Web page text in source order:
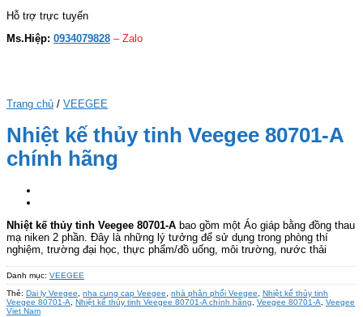
Hỗ trợ trực tuyến
Ms.Hiệp: 0934079828 – Zalo
Trang chủ / VEEGEE
Nhiệt kế thủy tinh Veegee 80701-A
chính hãng
Nhiệt kế thủy tinh Veegee 80701-A bao gồm một Áo giáp bằng đồng thau
mạ niken 2 phần. Đây là những lý tưởng để sử dụng trong phòng thí
nghiệm, trường đại học, thực phẩm/đồ uống, môi trường, nước thải
Danh mục: VEEGEE
Thẻ: Dai ly Veegee, nha cung cap Veegee, nhà phân phối Veegee, Nhiệt kế thủy tinh
Veegee 80701-A, Nhiệt kế thủy tinh Veegee 80701-A chính hãng, Veegee 80701-A, Veegee
Viet Nam